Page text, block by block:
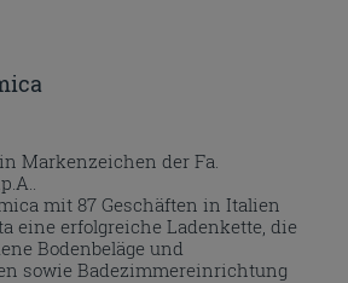
Markenzeichen der Fa.
mit 87 Geschäften in Italien
eine erfolgreiche Ladenkette, die
Bodenbeläge und
sowie Badezimmereinrichtung